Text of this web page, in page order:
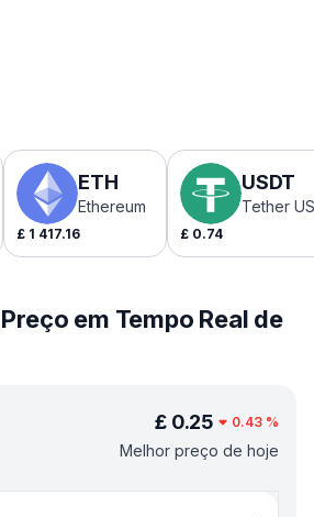
ETH
Ethereum
£ 1 417.16
USDT
Tether
£ 0.74
em Tempo Real de
£ 0.25 0.43 %
Melhor preço de hoje